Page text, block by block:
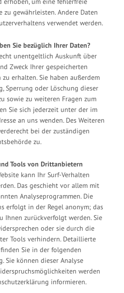
zu gewährleisten. Andere Daten
verwendet werden.
Sie bezüglich Ihrer Daten?
unentgeltlich Auskunft über
Zweck Ihrer gespeicherten
erhalten. Sie haben außerdem
Sperrung oder Löschung dieser
sowie zu weiteren Fragen zum
Sie sich jederzeit unter der im
an uns wenden. Des Weiteren
bei der zuständigen
zu.
Tools von Drittanbietern
kann Ihr Surf-Verhalten
Das geschieht vor allem mit
Analyseprogrammen. Die
erfolgt in der Regel anonym; das
Ihnen zurückverfolgt werden. Sie
oder sie durch die
Tools verhindern. Detaillierte
Sie in der folgenden
Sie können dieser Analyse
werden
informieren.